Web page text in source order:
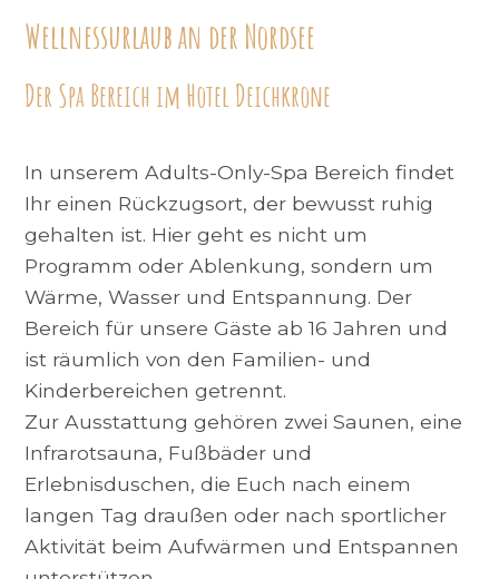
Wellnessurlaub an der Nordsee
Der Spa Bereich im Hotel Deichkrone
In unserem Adults-Only-Spa Bereich findet
Ihr einen Rückzugsort, der bewusst ruhig
gehalten ist. Hier geht es nicht um
Programm oder Ablenkung, sondern um
Wärme, Wasser und Entspannung. Der
Bereich für unsere Gäste ab 16 Jahren und
ist räumlich von den Familien- und
Kinderbereichen getrennt.
Zur Ausstattung gehören zwei Saunen, eine
Infrarotsauna, Fußbäder und
Erlebnisduschen, die Euch nach einem
langen Tag draußen oder nach sportlicher
Aktivität beim Aufwärmen und Entspannen